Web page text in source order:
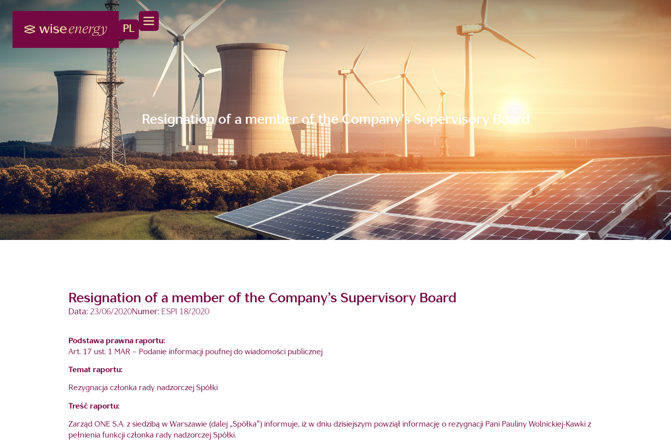
PL
Resignation of a member of the Company’s Supervisory Board
Resignation of a member of the Company’s Supervisory Board
Data: 23/06/2020Numer: ESPI 18/2020
Podstawa prawna raportu:
Art. 17 ust. 1 MAR – Podanie informacji poufnej do wiadomości publicznej
Temat raportu:
Rezygnacja członka rady nadzorczej Spółki
Treść raportu:
Zarząd ONE S.A. z siedzibą w Warszawie (dalej „Spółka”) informuje, iż w dniu dzisiejszym powziął informację o rezygnacji Pani Pauliny Wolnickiej-Kawki z
pełnienia funkcji członka rady nadzorczej Spółki.